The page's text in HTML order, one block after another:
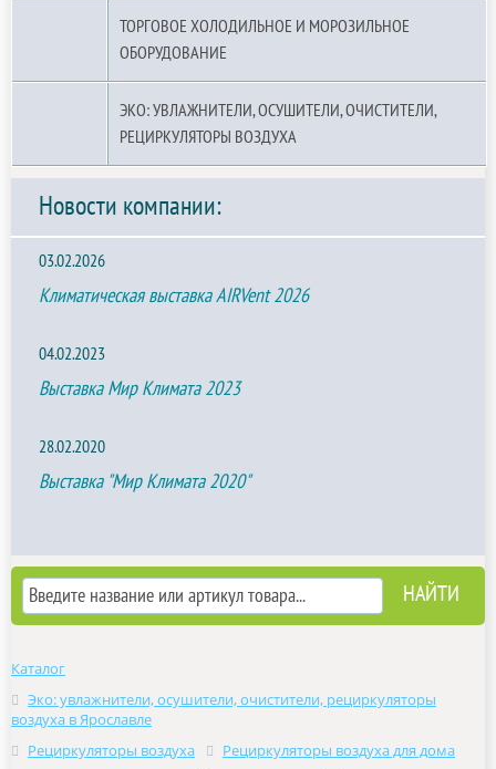
ТОРГОВОЕ ХОЛОДИЛЬНОЕ И МОРОЗИЛЬНОЕ
ОБОРУДОВАНИЕ
ЭКО: УВЛАЖНИТЕЛИ, ОСУШИТЕЛИ, ОЧИСТИТЕЛИ,
РЕЦИРКУЛЯТОРЫ ВОЗДУХА
Новости компании:
03.02.2026
Климатическая выставка AIRVent 2026
04.02.2023
Выставка Мир Климата 2023
28.02.2020
Выставка "Мир Климата 2020"
Каталог
Эко: увлажнители, осушители, очистители, рециркуляторы
воздуха в Ярославле
Рециркуляторы воздуха
Рециркуляторы воздуха для дома